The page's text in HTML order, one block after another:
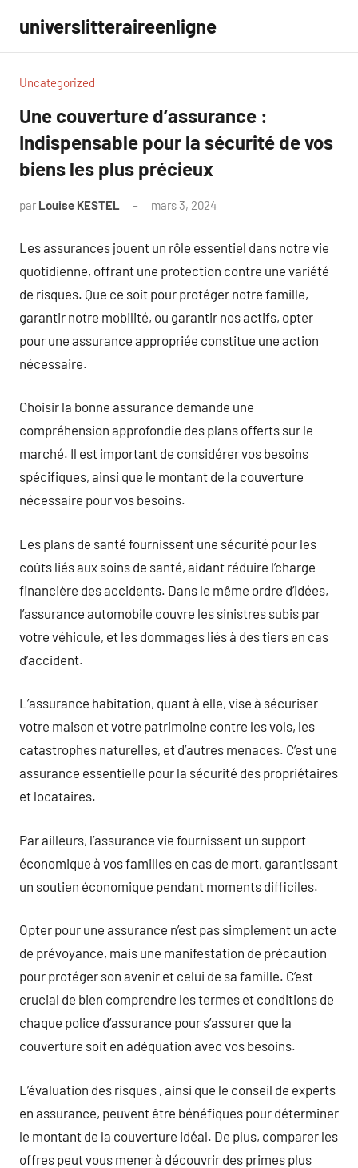
contenu
universlitteraireenligne
Uncategorized
Une couverture d’assurance :
Indispensable pour la sécurité de vos
biens les plus précieux
par Louise KESTEL mars 3, 2024
Les assurances jouent un rôle essentiel dans notre vie
quotidienne, offrant une protection contre une variété
de risques. Que ce soit pour protéger notre famille,
garantir notre mobilité, ou garantir nos actifs, opter
pour une assurance appropriée constitue une action
nécessaire.
Choisir la bonne assurance demande une
compréhension approfondie des plans offerts sur le
marché. Il est important de considérer vos besoins
spécifiques, ainsi que le montant de la couverture
nécessaire pour vos besoins.
Les plans de santé fournissent une sécurité pour les
coûts liés aux soins de santé, aidant réduire l’charge
financière des accidents. Dans le même ordre d’idées,
l’assurance automobile couvre les sinistres subis par
votre véhicule, et les dommages liés à des tiers en cas
d’accident.
L’assurance habitation, quant à elle, vise à sécuriser
votre maison et votre patrimoine contre les vols, les
catastrophes naturelles, et d’autres menaces. C’est une
assurance essentielle pour la sécurité des propriétaires
et locataires.
Par ailleurs, l’assurance vie fournissent un support
économique à vos familles en cas de mort, garantissant
un soutien économique pendant moments difficiles.
Opter pour une assurance n’est pas simplement un acte
de prévoyance, mais une manifestation de précaution
pour protéger son avenir et celui de sa famille. C’est
crucial de bien comprendre les termes et conditions de
chaque police d’assurance pour s’assurer que la
couverture soit en adéquation avec vos besoins.
L’évaluation des risques , ainsi que le conseil de experts
en assurance, peuvent être bénéfiques pour déterminer
le montant de la couverture idéal. De plus, comparer les
offres peut vous mener à découvrir des primes plus